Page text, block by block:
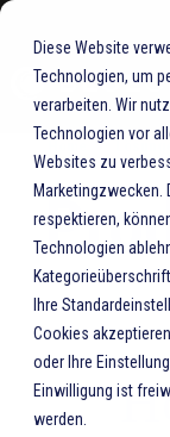
Diese Website
Technologien, um
verarbeiten. Wir
Technologien vor
Websites zu
Marketingzwecken.
respektieren,
Technologien
Ihre
Cookies
oder Ihre
Einwilligung ist
werden.